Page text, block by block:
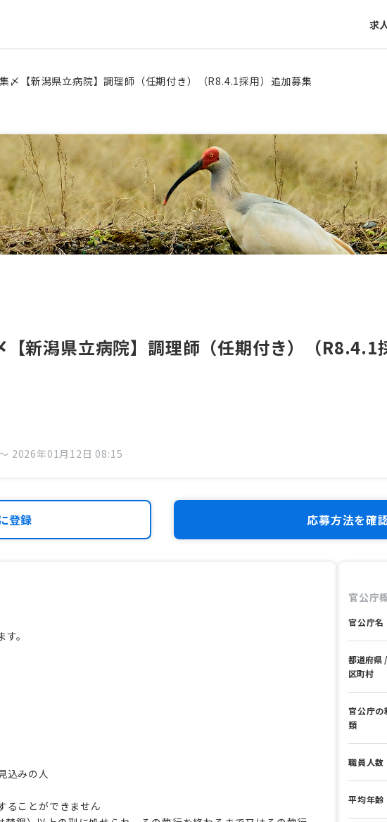
求
〆【新潟県立病院】調理師（任期付き）（R8.4.1採用）追加募集
【新潟県立病院】調理師（任期付き）（R8.4.1
2026年01月12日 08:15
応募方法を確
登録
。
込みの人
ることができません
官公庁
官公庁名
都道府県
区町村
官公庁の
類
職員人数
平均年齢